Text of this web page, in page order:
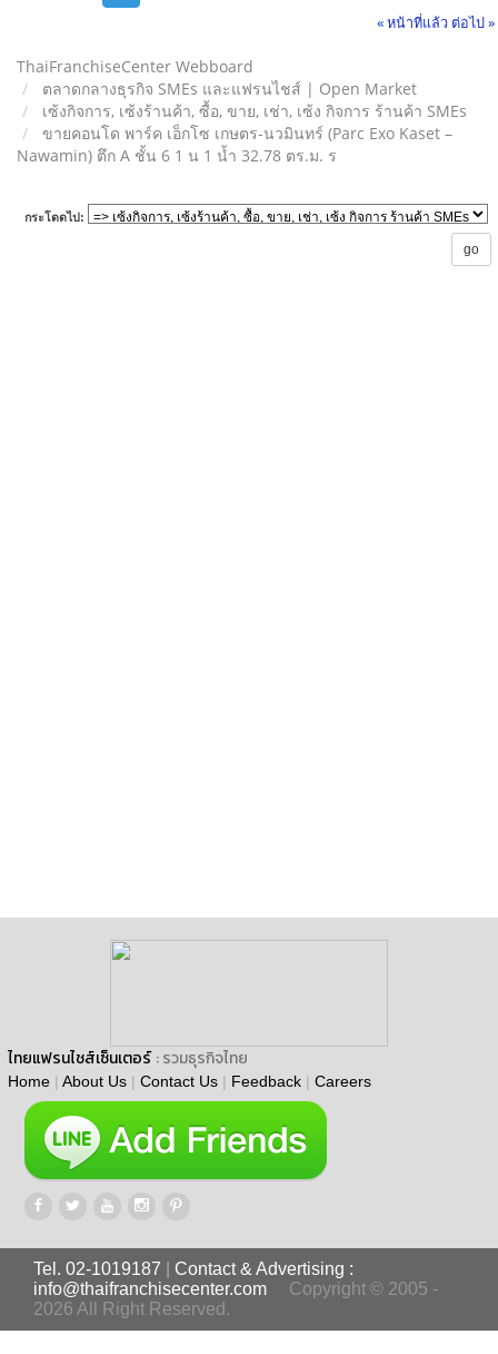
« หน้าที่แล้ว ต่อไป »
ThaiFranchiseCenter Webboard
ตลาดกลางธุรกิจ SMEs และแฟรนไชส์ | Open Market
เซ้งกิจการ, เซ้งร้านค้า, ซื้อ, ขาย, เช่า, เซ้ง กิจการ ร้านค้า SMEs
ขายคอนโด พาร์ค เอ็กโซ เกษตร-นวมินทร์ (Parc Exo Kaset –
Nawamin) ตึก A ชั้น 6 1 น 1 น้ำ 32.78 ตร.ม. ร
กระโดดไป:
ไทยแฟรนไชส์เซ็นเตอร์ : รวมธุรกิจไทย
Home | About Us | Contact Us | Feedback | Careers
Tel. 02-1019187
Contact & Advertising :
info@thaifranchisecenter.com
Copyright © 2005 -
2026 All Right Reserved.